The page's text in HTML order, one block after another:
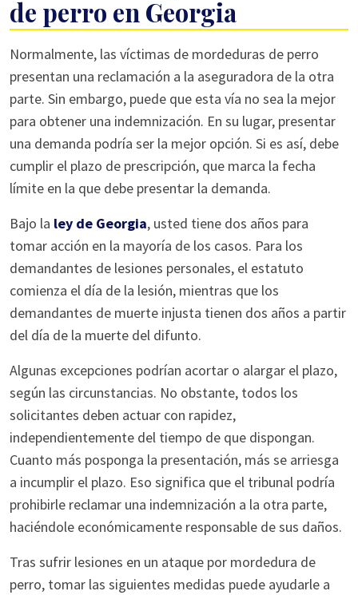
de perro en Georgia
Normalmente, las víctimas de mordeduras de perro
presentan una reclamación a la aseguradora de la otra
parte. Sin embargo, puede que esta vía no sea la mejor
para obtener una indemnización. En su lugar, presentar
una demanda podría ser la mejor opción. Si es así, debe
cumplir el plazo de prescripción, que marca la fecha
límite en la que debe presentar la demanda.
Bajo la ley de Georgia, usted tiene dos años para
tomar acción en la mayoría de los casos. Para los
demandantes de lesiones personales, el estatuto
comienza el día de la lesión, mientras que los
demandantes de muerte injusta tienen dos años a partir
del día de la muerte del difunto.
Algunas excepciones podrían acortar o alargar el plazo,
según las circunstancias. No obstante, todos los
solicitantes deben actuar con rapidez,
independientemente del tiempo de que dispongan.
Cuanto más posponga la presentación, más se arriesga
a incumplir el plazo. Eso significa que el tribunal podría
prohibirle reclamar una indemnización a la otra parte,
haciéndole económicamente responsable de sus daños.
Tras sufrir lesiones en un ataque por mordedura de
perro, tomar las siguientes medidas puede ayudarle a